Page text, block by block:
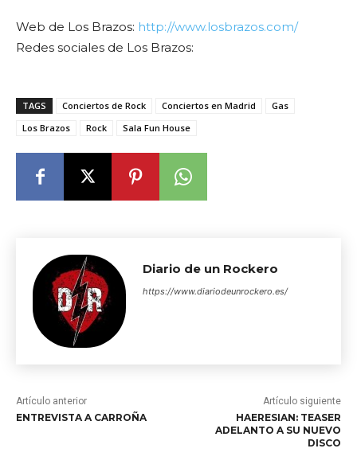
Web de Los Brazos: http://www.losbrazos.com/
Redes sociales de Los Brazos:
TAGS Conciertos de Rock Conciertos en Madrid
Gas
Los Brazos
Rock Sala Fun House
Diario de un Rockero
https://www.diariodeunrockero.es/
Artículo anterior
ENTREVISTA A CARROÑA
Artículo siguiente
HAERESIAN: TEASER
ADELANTO A SU NUEVO
DISCO